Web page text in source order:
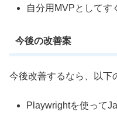
自分用MVPとしてす
今後の改善案
今後改善するなら、以下
Playwrightを使って